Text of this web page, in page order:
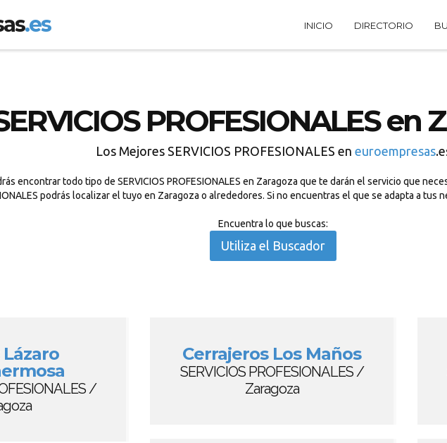
.es INICIO DIRECTORIO
PROFESIONALES en
Los Mejores SERVICIOS PROFESIONALES en euroempresas
encontrar todo tipo de SERVICIOS PROFESIONALES en Zaragoza que te darán el servicio que
podrás localizar el tuyo en Zaragoza o alrededores. Si no encuentras el que se adapta a
Encuentra lo que buscas:
Utiliza el Buscador
/
Cerrajeros Los Maños
SERVICIOS PROFESIONALES /
Zaragoza